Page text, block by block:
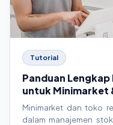
Tutorial
Panduan Lengkap
untuk Minimarket
Minimarket dan toko
dalam manajemen